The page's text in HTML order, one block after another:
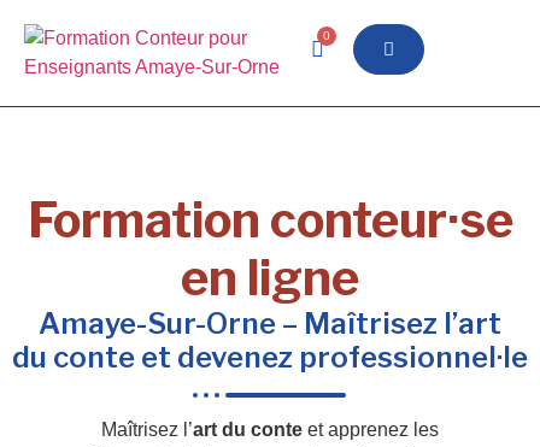
0
Formation conteur·se
en ligne
Amaye-Sur-Orne – Maîtrisez l’art
du conte et devenez professionnel·le
Maîtrisez l’art du conteet apprenez les